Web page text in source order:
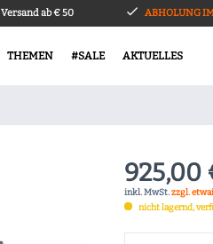
Versand ab € 50 ABHOLUNG
THEMEN #SALE AKTUELLES
925,00
inkl. MwSt.zzgl.
nicht lagernd,